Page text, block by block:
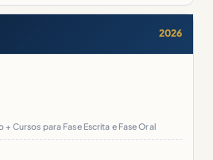
2026
Cursos para Fase Escrita e Fase Oral